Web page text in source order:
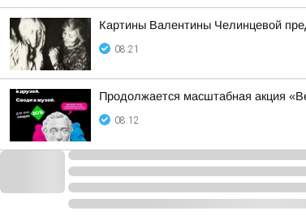
Картины Валентины Челинцевой
08:21
Продолжается масштабная акция
08:12